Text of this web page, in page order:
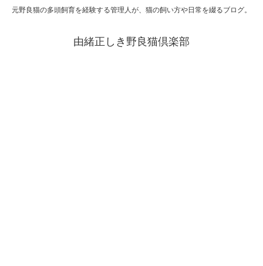
元野良猫の多頭飼育を経験する管理人が、猫の飼い方や日常を綴るブログ。
由緒正しき野良猫倶楽部